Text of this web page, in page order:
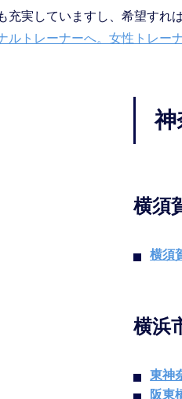
充実していますし、希望すれ
ルトレーナーへ。女性トレー
神
横須
横須
横浜
東神
阪東